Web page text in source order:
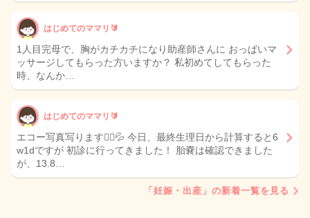
はじめてのママリ🔰
1人目完母で、胸がカチカチになり助産師さんに おっぱいマ
ッサージしてもらった方いますか？ 私初めてしてもらった
時、なんか…
はじめてのママリ🔰
エコー写真写ります🙇‍♀️💦 今日、最終生理日から計算すると6
w1dですが 初診に行ってきました！ 胎嚢は確認できました
が、13.8…
「妊娠・出産」の新着一覧を見る